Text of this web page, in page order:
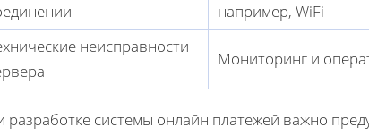
например, WiFi
неисправности
Мониторинг и
разработке системы онлайн платежей важно